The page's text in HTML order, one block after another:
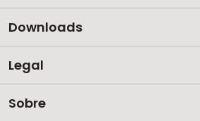
Downloads
Legal
Sobre